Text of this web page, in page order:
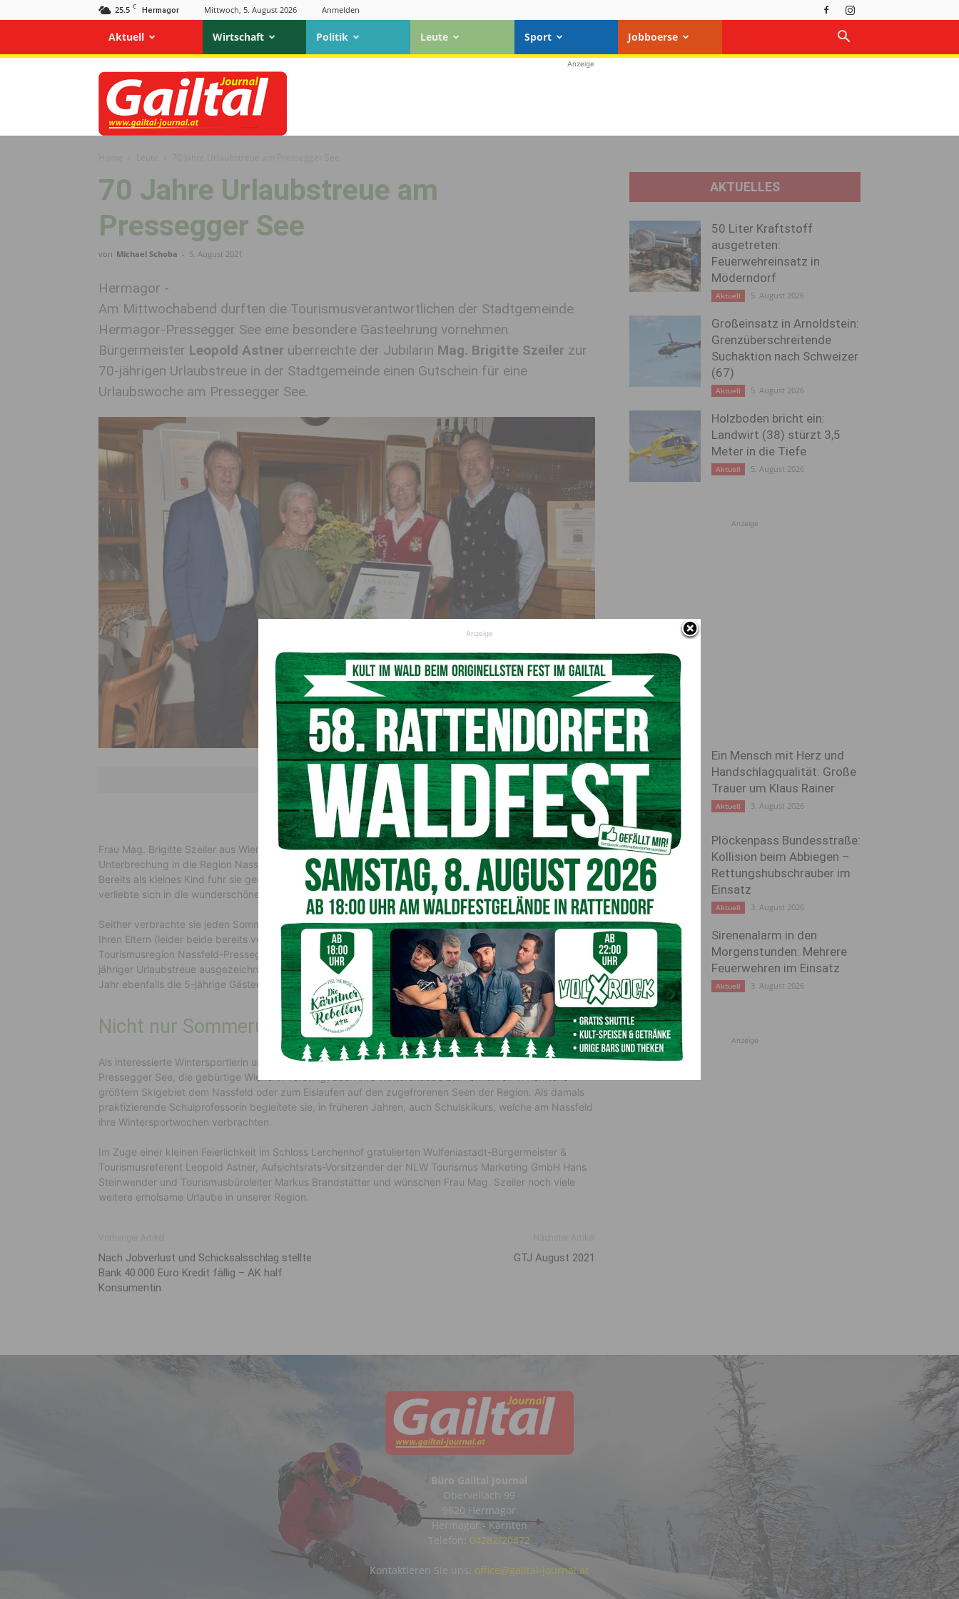
25.5 C Hermagor Mittwoch, 5. August 2026 Anmelden
Aktuell Wirtschaft Politik Leute Sport Jobboerse
Gailtal
Journal
Anzeige
70 Jahre Urlaubstreue am
Pressegger See
von Michael Schoba - 5. August 2021
Hermagor -
Am Mittwochabend durften die Tourismusverantwortlichen der Stadtgemeinde
Hermagor-Pressegger See eine besondere Gästeehrung vornehmen.
Bürgermeister Leopold Astner überreichte der Jubilarin Mag. Brigitte Szeiler zur
70-jährigen Urlaubstreue in der Stadtgemeinde einen Gutschein für eine
Urlaubswoche am Pressegger See.
70 Jahre Urlaubstreue am Pressegger See
© Hans Jost
Frau Mag. Brigitte Szeiler aus Wien (ehemalige Schulprofessorin) kommt seit 70 Jahren ohne
Unterbrechung in die Region Nassfeld-Pressegger See, um hier ihren Sommerurlaub zu verbringen.
Bereits als kleines Kind fuhr sie gemeinsam mit Ihren Eltern auf Sommerfrische an den Pressegger See und
verliebte sich in die wunderschöne Landschaft und Weitläufigkeit der Region.
Seither verbrachte sie jeden Sommerurlaub im Gailtal. Begleitet wird sie mittlerweile jedoch nicht mehr von
Ihren Eltern (leider beide bereits verstorben), sondern von ihrem Ehemann Wolfgang. Die Treue zur
Tourismusregion Nassfeld-Pressegger See liegt jedoch in der Familie, so wurde ihre Mutter 2016 zu 85-
jähriger Urlaubstreue ausgezeichnet. Wolfgang Hazivar, der Ehemann von der Jubilarin, bekam dieses
Jahr ebenfalls die 5-jährige Gästeehrung überreicht.
Nicht nur Sommerurlaub
Als interessierte Wintersportlerin urlaubt Frau Mag. Szeiler nicht nur in den Sommermonaten am
Pressegger See, die gebürtige Wienerin verbringt auch ihre Winterurlaube zum Skifahren in Kärntens
größtem Skigebiet dem Nassfeld oder zum Eislaufen auf den zugefrorenen Seen der Region. Als damals
praktizierende Schulprofessorin begleitete sie, in früheren Jahren, auch Schulskikurs, welche am Nassfeld
ihre Wintersportwochen verbrachten.
Im Zuge einer kleinen Feierlichkeit im Schloss Lerchenhof gratulierten Wulfeniastadt-Bürgermeister &
Tourismusreferent Leopold Astner, Aufsichtsrats-Vorsitzender der NLW Tourismus Marketing GmbH Hans
Steinwender und Tourismusbüroleiter Markus Brandstätter und wünschen Frau Mag. Szeiler noch viele
weitere erholsame Urlaube in unserer Region.
Nach Jobverlust und Schicksalsschlag stellte
Bank 40.000 Euro Kredit fällig – AK half
Konsumentin
GTJ August 2021
AKTUELLES
50 Liter Kraftstoff
ausgetreten:
Feuerwehreinsatz in
Möderndorf
Aktuell 5. August 2026
Großeinsatz in Arnoldstein:
Grenzüberschreitende
Suchaktion nach Schweizer
(67)
Aktuell 5. August 2026
Holzboden bricht ein:
Landwirt (38) stürzt 3,5
Meter in die Tiefe
Aktuell 5. August 2026
Anzeige
Ein Mensch mit Herz und
Handschlagqualität: Große
Trauer um Klaus Rainer
Aktuell 3. August 2026
Plöckenpass Bundesstraße:
Kollision beim Abbiegen –
Rettungshubschrauber im
Einsatz
Aktuell 3. August 2026
Sirenenalarm in den
Morgenstunden: Mehrere
Feuerwehren im Einsatz
Aktuell 3. August 2026
Anzeige
Büro Gailtal Journal
Obervellach 99
9620 Hermagor
Hermagor - Kärnten
Telefon: 04282/20472
Kontaktieren Sie uns: office@gailtal-journal.at
Anzeige